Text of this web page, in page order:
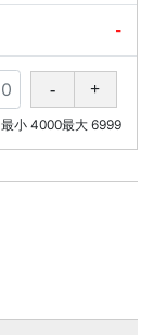
-
最小 4000最大 6999